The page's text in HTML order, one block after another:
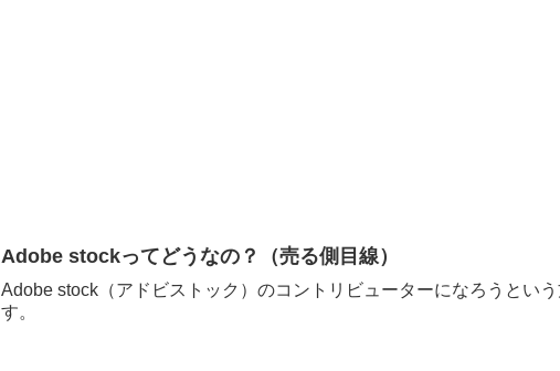
Adobe stockってどうなの？（売る側目線）
Adobe stock（アドビストック）のコントリビューターになろうとい
す。